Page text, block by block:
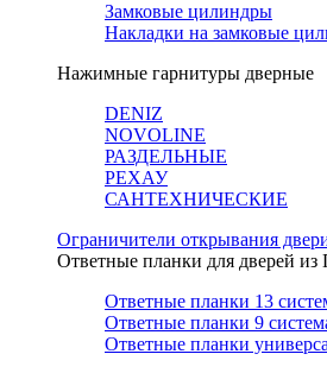
Замковые цилиндры
Накладки на замковые
Нажимные гарнитуры дверные
DENIZ
NOVOLINE
РАЗДЕЛЬНЫЕ
РЕХАУ
САНТЕХНИЧЕСКИЕ
Ограничители открывания
Ответные планки для дверей
Ответные планки 13
Ответные планки 9
Ответные планки